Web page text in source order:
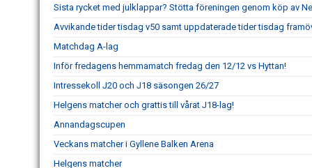
Sista rycket med julklappar? Stötta föreningen genom köp av
Avvikande tider tisdag v50 samt uppdaterade tider tisdag
Matchdag A-lag
Inför fredagens hemmamatch fredag den 12/12 vs Hyttan!
Intressekoll J20 och J18 säsongen 26/27
Helgens matcher och grattis till vårat J18-lag!
Annandagscupen
Veckans matcher i Gyllene Balken Arena
Helgens matcher